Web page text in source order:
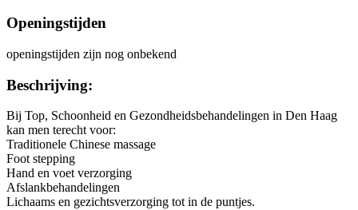
Openingstijden
openingstijden zijn nog onbekend
Beschrijving:
Bij Top, Schoonheid en Gezondheidsbehandelingen in Den Haag
kan men terecht voor:
Traditionele Chinese massage
Foot stepping
Hand en voet verzorging
Afslankbehandelingen
Lichaams en gezichtsverzorging tot in de puntjes.